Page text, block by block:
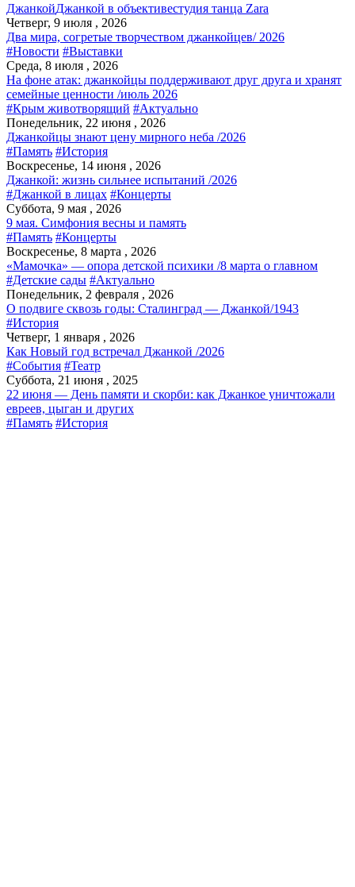
ДжанкойДжанкой в объективестудия танца Zara
Четверг, 9 июля , 2026
Два мира, согретые творчеством джанкойцев/ 2026
#Новости #Выставки
Среда, 8 июля , 2026
На фоне атак: джанкойцы поддерживают друг друга и хранят
семейные ценности /июль 2026
#Крым животворящий #Актуально
Понедельник, 22 июня , 2026
Джанкойцы знают цену мирного неба /2026
#Память #История
Воскресенье, 14 июня , 2026
Джанкой: жизнь сильнее испытаний /2026
#Джанкой в лицах #Концерты
Суббота, 9 мая , 2026
9 мая. Симфония весны и память
#Память #Концерты
Воскресенье, 8 марта , 2026
«Мамочка» — опора детской психики /8 марта о главном
#Детские сады #Актуально
Понедельник, 2 февраля , 2026
О подвиге сквозь годы: Сталинград — Джанкой/1943
#История
Четверг, 1 января , 2026
Как Новый год встречал Джанкой /2026
#События #Театр
Суббота, 21 июня , 2025
22 июня — День памяти и скорби: как Джанкое уничтожали
евреев, цыган и других
#Память #История